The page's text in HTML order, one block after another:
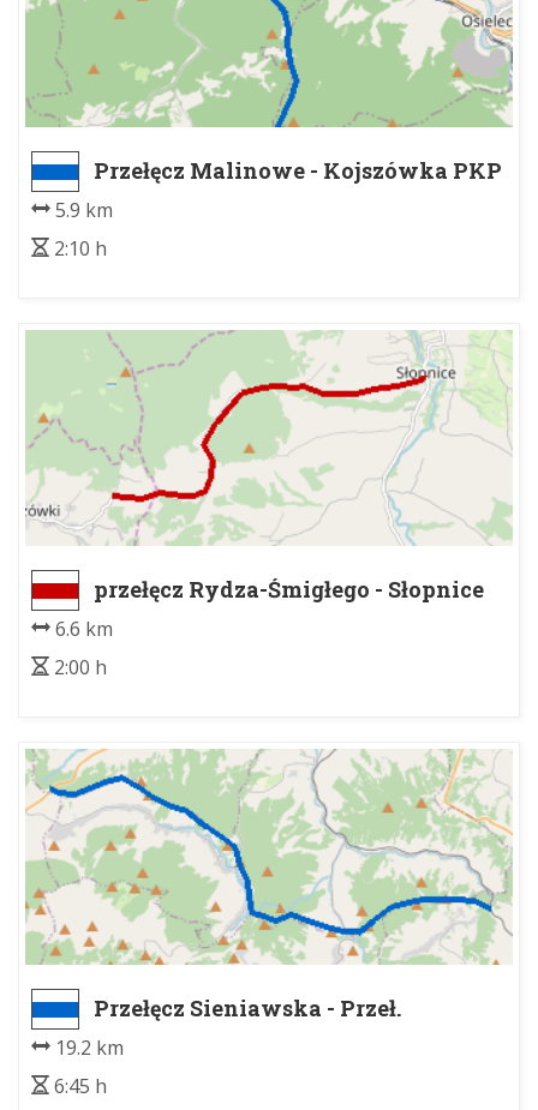
Przełęcz Malinowe - Kojszówka PKP
5.9 km
2:10 h
przełęcz Rydza-Śmigłego - Słopnice
Dolne kościół
6.6 km
2:00 h
Przełęcz Sieniawska - Przeł.
Spytkowicka parking
19.2 km
6:45 h